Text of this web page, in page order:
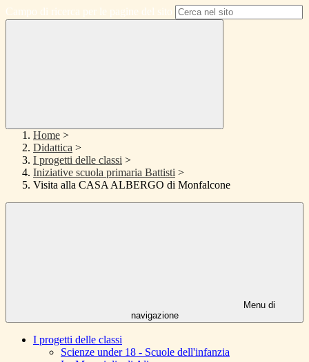
Campo di ricerca per le pagine del sito
Home >
Didattica >
I progetti delle classi >
Iniziative scuola primaria Battisti >
Visita alla CASA ALBERGO di Monfalcone
Menu di
navigazione
I progetti delle classi
Scienze under 18 - Scuole dell'infanzia